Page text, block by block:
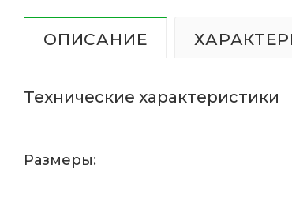
ОПИСАНИЕ
Технические характеристики
Размеры: